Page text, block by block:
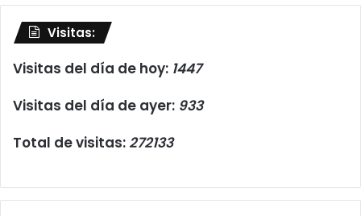
Visitas:
Visitas del día de hoy: 1447
Visitas del día de ayer: 933
Total de visitas: 272133